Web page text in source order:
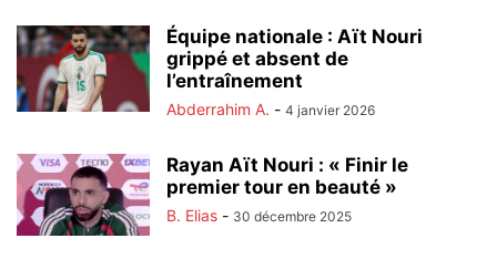
Équipe nationale : Aït Nouri
grippé et absent de
l’entraînement
Abderrahim A. - 4 janvier 2026
Rayan Aït Nouri : « Finir le
premier tour en beauté »
B. Elias - 30 décembre 2025